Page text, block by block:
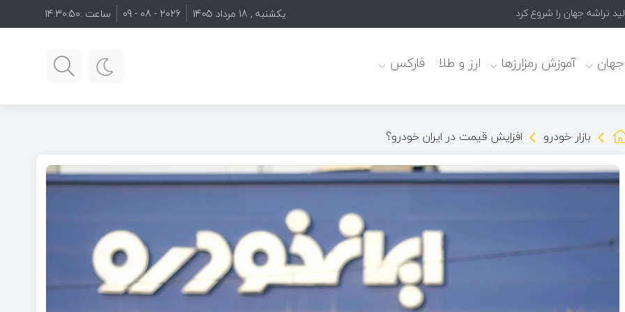
یکشنبه , 18 مرداد 1405 2026 - 08 - 09 ساعت :14:30:51
جهان آموزش رمزارزها ارز و طلا فارکس
بازار خودرو افزایش قیمت در ایران خودرو؟